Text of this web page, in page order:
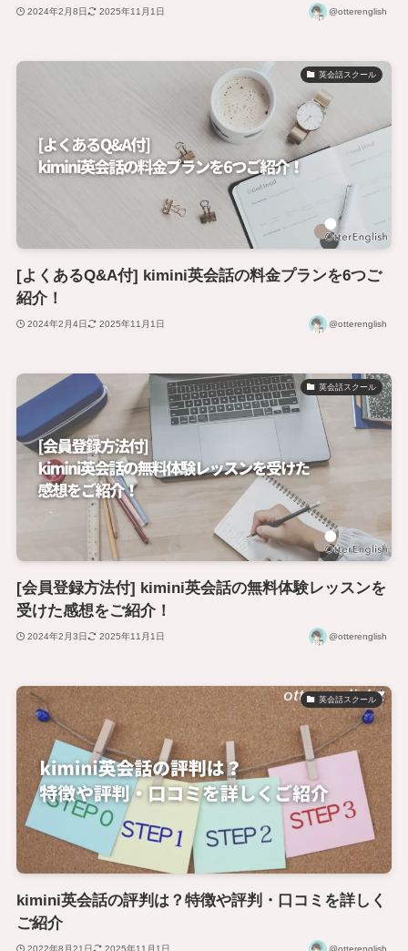
2024年2月8日 2025年11月1日 @otterenglish
英会話スクール
[よくあるQ&A付] kimini英会話の料金プランを6つご
紹介！
2024年2月4日 2025年11月1日 @otterenglish
英会話スクール
[会員登録方法付] kimini英会話の無料体験レッスンを
受けた感想をご紹介！
2024年2月3日 2025年11月1日 @otterenglish
英会話スクール
kimini英会話の評判は？特徴や評判・口コミを詳しく
ご紹介
2022年8月21日 2025年11月1日 @otterenglish